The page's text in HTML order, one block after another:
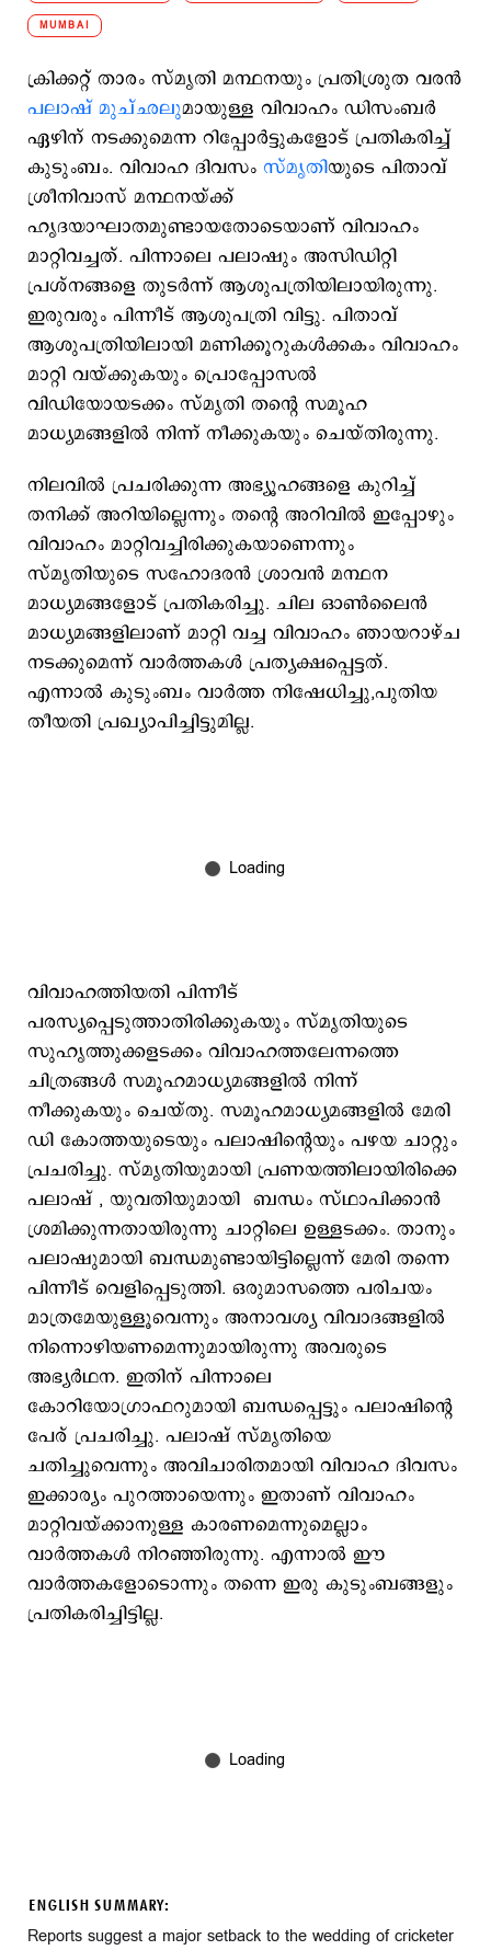
MUMBAI
ക്രിക്കറ്റ് താരം സ്മൃതി മന്ഥനയും പ്രതിശ്രുത വരന്‍
പലാഷ് മുച്ഛലുമായുള്ള വിവാഹം ഡിസംബര്‍
ഏഴിന് നടക്കുമെന്ന റിപ്പോര്‍ട്ടുകളോട് പ്രതികരിച്ച്
കുടുംബം. വിവാഹ ദിവസം സ്മൃതിയുടെ പിതാവ്
ശ്രീനിവാസ് മന്ഥനയ്ക്ക്
ഹൃദയാഘാതമുണ്ടായതോടെയാണ് വിവാഹം
മാറ്റിവച്ചത്. പിന്നാലെ പലാഷും അസിഡിറ്റി
പ്രശ്നങ്ങളെ തുടര്‍ന്ന് ആശുപത്രിയിലായിരുന്നു.
ഇരുവരും പിന്നീട് ആശുപത്രി വിട്ടു. പിതാവ്
ആശുപത്രിയിലായി മണിക്കൂറുകള്‍ക്കകം വിവാഹം
മാറ്റി വയ്ക്കുകയും പ്രൊപ്പോസല്‍
വിഡിയോയടക്കം സ്മൃതി തന്‍റെ സമൂഹ
മാധ്യമങ്ങളില്‍ നിന്ന് നീക്കുകയും ചെയ്തിരുന്നു.
നിലവില്‍ പ്രചരിക്കുന്ന അഭ്യൂഹങ്ങളെ കുറിച്ച്
തനിക്ക് അറിയില്ലെന്നും തന്‍റെ അറിവില്‍ ഇപ്പോഴും
വിവാഹം മാറ്റിവച്ചിരിക്കുകയാണെന്നും
സ്മൃതിയുടെ സഹോദരന്‍ ശ്രാവന്‍ മന്ഥന
മാധ്യമങ്ങളോട് പ്രതികരിച്ചു. ചില ഓണ്‍ലൈന്‍
മാധ്യമങ്ങളിലാണ് മാറ്റി വച്ച വിവാഹം ഞായറാഴ്ച
നടക്കുമെന്ന് വാര്‍ത്തകള്‍ പ്രത്യക്ഷപ്പെട്ടത്.
എന്നാല്‍ കുടുംബം വാര്‍ത്ത നിഷേധിച്ചു,പുതിയ
തീയതി പ്രഖ്യാപിച്ചിട്ടുമില്ല.
വിവാഹത്തിയതി പിന്നീട്
പരസ്യപ്പെടുത്താതിരിക്കുകയും സ്മൃതിയുടെ
സുഹൃത്തുക്കളടക്കം വിവാഹത്തലേന്നത്തെ
ചിത്രങ്ങള്‍ സമൂഹമാധ്യമങ്ങളില്‍ നിന്ന്
നീക്കുകയും ചെയ്തു. സമൂഹമാധ്യമങ്ങളില്‍ മേരി
ഡി കോത്തയുടെയും പലാഷിന്‍റെയും പഴയ ചാറ്റും
പ്രചരിച്ചു. സ്മൃതിയുമായി പ്രണയത്തിലായിരിക്കെ
പലാഷ് , യുവതിയുമായി ബന്ധം സ്ഥാപിക്കാന്‍
ശ്രമിക്കുന്നതായിരുന്നു ചാറ്റിലെ ഉള്ളടക്കം. താനും
പലാഷുമായി ബന്ധമുണ്ടായിട്ടില്ലെന്ന് മേരി തന്നെ
പിന്നീട് വെളിപ്പെടുത്തി. ഒരുമാസത്തെ പരിചയം
മാത്രമേയുള്ളൂവെന്നും അനാവശ്യ വിവാദങ്ങളില്‍
നിന്നൊഴിയണമെന്നുമായിരുന്നു അവരുടെ
അഭ്യര്‍ഥന. ഇതിന് പിന്നാലെ
കോറിയോഗ്രാഫറുമായി ബന്ധപ്പെട്ടും പലാഷിന്‍റെ
പേര് പ്രചരിച്ചു. പലാഷ് സ്മൃതിയെ
ചതിച്ചുവെന്നും അവിചാരിതമായി വിവാഹ ദിവസം
ഇക്കാര്യം പുറത്തായെന്നും ഇതാണ് വിവാഹം
മാറ്റിവയ്ക്കാനുള്ള കാരണമെന്നുമെല്ലാം
വാര്‍ത്തകള്‍ നിറഞ്ഞിരുന്നു. എന്നാല്‍ ഈ
വാര്‍ത്തകളോടൊന്നും തന്നെ ഇരു കുടുംബങ്ങളും
പ്രതികരിച്ചിട്ടില്ല.
ENGLISH SUMMARY:
Reports suggest a major setback to the wedding of cricketer